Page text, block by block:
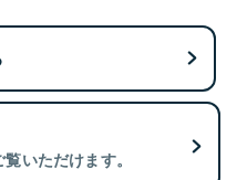
いただけます。